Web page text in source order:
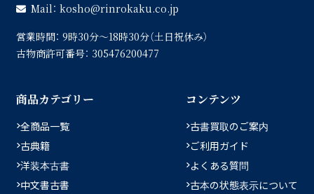
Mail： kosho
rinrokaku.co.jp
営業時間： 9時30分〜18時30分（土日祝休み）
古物商許可番号： 305476200477
商品カテゴリー
全商品一覧
古典籍
洋装本古書
中文書古書
コンテンツ
古書買取のご案内
ご利用ガイド
よくある質問
古本の状態表示について